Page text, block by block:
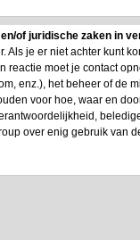
of juridische zaken in
Als je er niet achter kunt
reactie moet je contact
enz.), het beheer of
voor hoe, waar en
over enig gebruik